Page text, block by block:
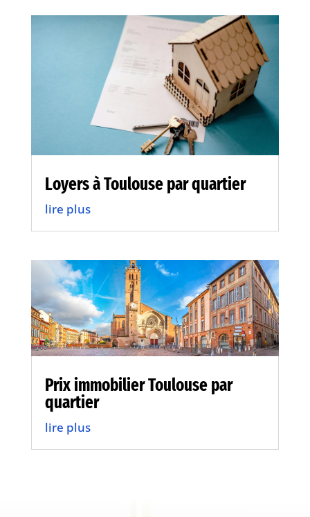
Loyers à Toulouse par quartier
lire plus
Prix immobilier Toulouse par
quartier
lire plus